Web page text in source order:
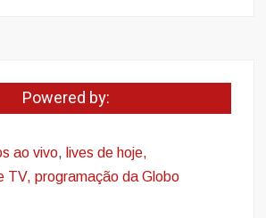
Powered by:
ao vivo, lives de hoje,
TV, programação da Globo